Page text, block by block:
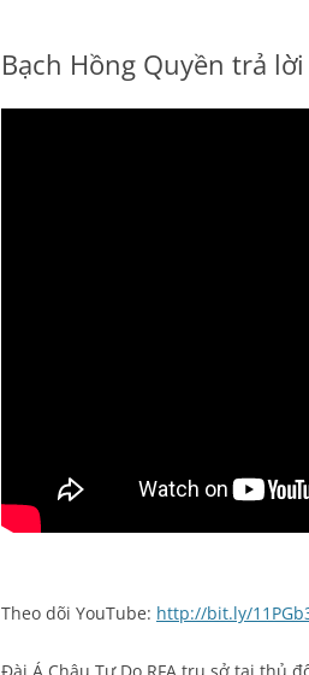
Bạch Hồng Quyền trả
Theo dõi YouTube: http://bit.ly/